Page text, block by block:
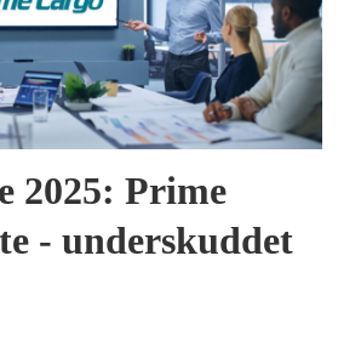
2025: Prime
- underskuddet